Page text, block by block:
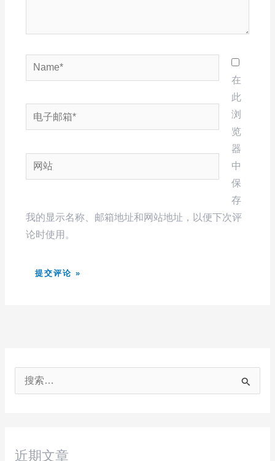
Name*
电
子
箱
*
网
站
在
此
浏
览
器
中
保
存
我的显示名称、邮箱地址和网站地址，以便下次评
论时使用。
近期文章